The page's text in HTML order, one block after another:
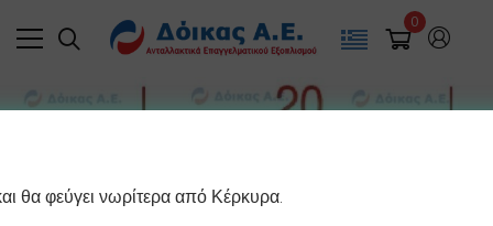
0
θα φεύγει νωρίτερα από Κέρκυρα.